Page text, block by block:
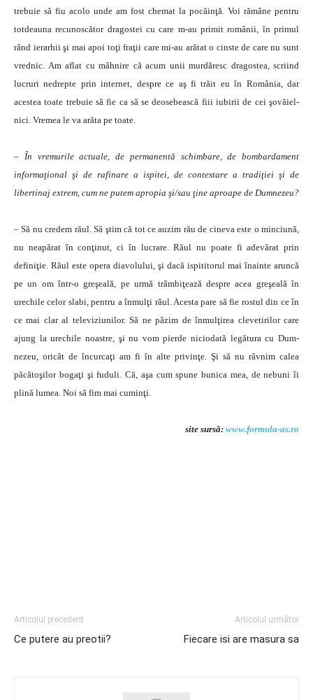
trebuie să fiu acolo unde am fost chemat la po­căinţă. Voi rămâne pentru
totdea­una recunoscător dragostei cu care m-au primit românii, în pri­mul
rând ierarhii şi mai apoi toţi fraţii care mi-au arătat o cinste de care nu sunt
vrednic. Am aflat cu mâhnire că acum unii murdăresc dragostea, scriind
lucruri nedrep­te prin internet, despre ce aş fi trăit eu în România, dar
acestea toate trebuie să fie ca să se deo­se­bească fiii iubirii de cei şo­văiel­
nici. Vremea le va arăta pe toate.
– În vremurile actuale, de permanentă schimbare, de bom­bar­dament
informaţional şi de rafinare a ispitei, de contes­tare a tradiţiei şi de
libertinaj extrem, cum ne putem apro­pia şi/sau ţine aproape de Dumnezeu?
– Să nu credem răul. Să ştim că tot ce auzim rău de cineva este o minciună,
nu neapărat în conţinut, ci în lucrare. Răul nu poate fi adevărat prin
definiţie. Răul este opera diavolului, şi dacă ispititorul mai înainte aruncă
pe un om într-o gre­şeală, pe urmă trâmbiţează despre acea greşeală în
urechile celor slabi, pentru a înmulţi răul. Acesta pare să fie rostul din ce în
ce mai clar al televiziunilor. Să ne păzim de înmulţirea clevetirilor care
ajung la urechile noastre, şi nu vom pierde niciodată legătura cu Dum­
nezeu, oricât de încurcaţi am fi în alte privinţe. Şi să nu râvnim calea
păcătoşilor bogaţi şi fuduli. Că, aşa cum spune bunica mea, de nebuni îi
plină lumea. Noi să fim mai cuminţi.
site sursă: www.formula-as.ro
Articolul precedent
Ce putere au preotii?
Articolul următor
Fiecare isi are masura sa